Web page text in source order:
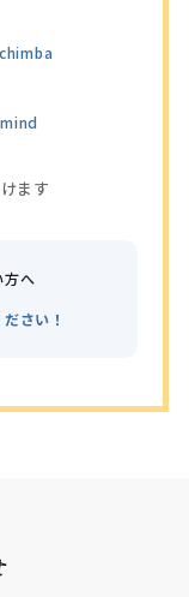
ます
方へ
さい！